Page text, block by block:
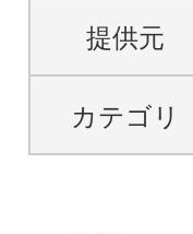
提供元
カテゴリ